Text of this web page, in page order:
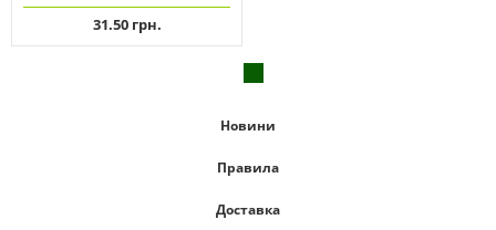
31.50 грн.
Новини
Правила
Доставка